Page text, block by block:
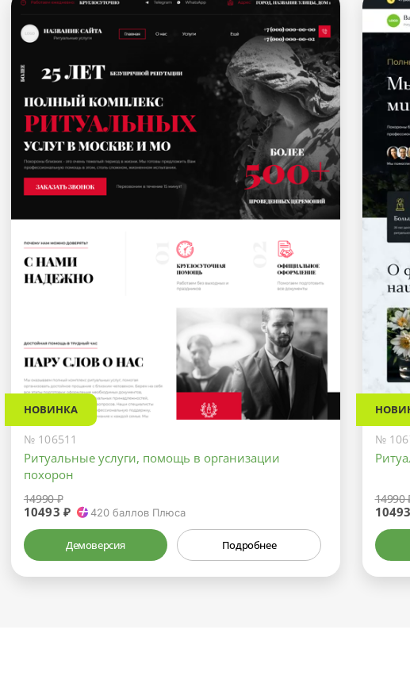
НОВИНКА
№ 106511
Ритуальные услуги, помощь в организации
похорон
14990 ₽
10493 ₽ 420 баллов Плюса
Демоверсия Подробнее
№
14990